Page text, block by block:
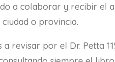
a colaborar y recibir el
o provincia.
revisar por el Dr. Petta